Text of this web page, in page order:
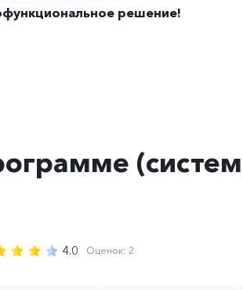
решение!
4.0 Оценок: 2